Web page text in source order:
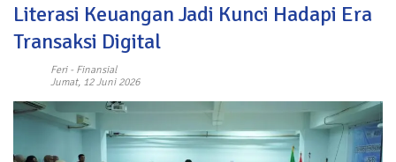
Literasi Keuangan Jadi Kunci Hadapi Era
Transaksi Digital
Feri- Finansial
Jumat, 12 Juni 2026